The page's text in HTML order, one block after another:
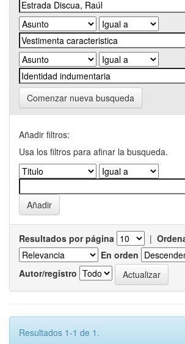
Comenzar nueva busqueda
Añadir filtros:
Usa los filtros para afinar la busqueda.
Resultados por página |
En orden
Autor/registro
Resultados 1-1 de 1.